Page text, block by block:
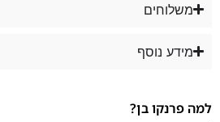
משלוחים
מידע נוסף
למה פרנקו בן?